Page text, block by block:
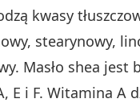
kwasy
stearynowy,
Masło shea jest
E i F. Witamina A